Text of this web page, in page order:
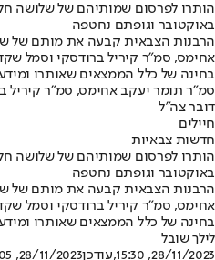
הותרו לפרסום שמותיהם של שלושה
באוקטובר וגופתם נחטפה
הרבנות הצבאית קבעה את מותם של
אחימס, סמ"ר קיריל ברודסקי וסמל
בחינה של כלל הממצאים שאותרו
סמ"ר תומר יעקב אחימס, סמ"ר קיריל
דובר צה"ל
חיילים
חדשות צבאיות
הותרו לפרסום שמותיהם של שלושה
באוקטובר וגופתם נחטפה
הרבנות הצבאית קבעה את מותם של
אחימס, סמ"ר קיריל ברודסקי וסמל
בחינה של כלל הממצאים שאותרו
לילך שובל
28/11/2023, 15:30
,עודכן28/11/2023, 16:05